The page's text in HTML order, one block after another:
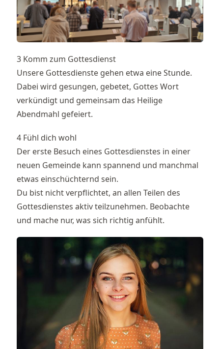
3 Komm zum Gottesdienst
Unsere Gottesdienste gehen etwa eine Stunde.
Dabei wird gesungen, gebetet, Gottes Wort
verkündigt und gemeinsam das Heilige
Abendmahl gefeiert.
4 Fühl dich wohl
Der erste Besuch eines Gottesdienstes in einer
neuen Gemeinde kann spannend und manchmal
etwas einschüchternd sein.
Du bist nicht verpflichtet, an allen Teilen des
Gottesdienstes aktiv teilzunehmen. Beobachte
und mache nur, was sich richtig anfühlt.